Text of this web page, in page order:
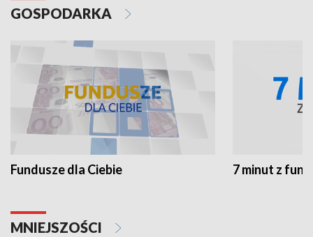
GOSPODARKA
Fundusze dla Ciebie 7 minut z
MNIEJSZOŚCI